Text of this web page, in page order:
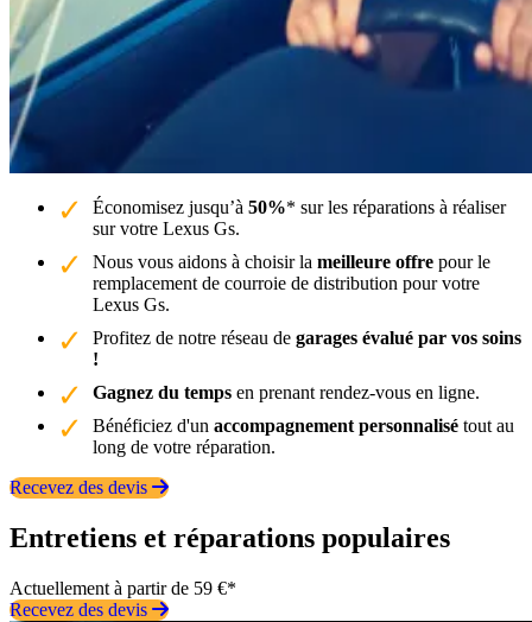
Économisez jusqu’à 50%* sur les réparations à réaliser
sur votre Lexus Gs.
Nous vous aidons à choisir la meilleure offre pour le
remplacement de courroie de distribution pour votre
Lexus Gs.
Profitez de notre réseau de garages évalué par vos soins
!
Gagnez du temps en prenant rendez-vous en ligne.
Bénéficiez d'un accompagnement personnalisé tout au
long de votre réparation.
Recevez des devis
Entretiens et réparations populaires
Actuellement à partir de 59 €*
Recevez des devis